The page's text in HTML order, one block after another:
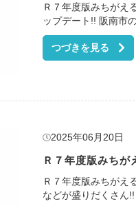
Ｒ７年度版みちがえ
ップデート!! 阪南市
つづきを見る
2025年06月20日
Ｒ７年度版みちが
Ｒ７年度版みちがえ
などが盛りだくさん